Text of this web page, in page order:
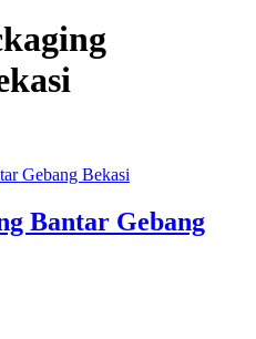
Gebang Bekasi
Bantar Gebang